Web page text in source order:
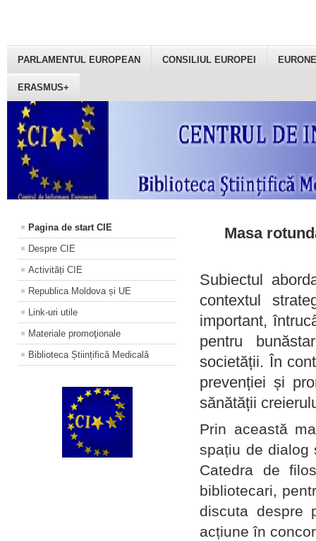
PARLAMENTUL EUROPEAN CONSILIUL EUROPEI
ERASMUS+
Pagina de start CIE
Despre CIE
Activități CIE
Republica Moldova și UE
Link-uri utile
Materiale promoţionale
Biblioteca Științifică Medicală
Masa
Subiectul
contextul
important,
pentru
societății. În
prevenției și
sănătății
Prin această
spațiu de dialog
Catedra de
bibliotecari,
discuta despre
acțiune în